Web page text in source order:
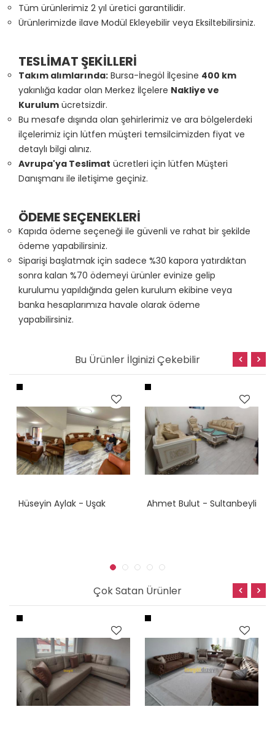
Tüm ürünlerimiz 2 yıl üretici garantilidir.
Ürünlerimizde ilave Modül Ekleyebilir veya Eksiltebilirsiniz.
TESLİMAT ŞEKİLLERİ
Takım alımlarında: Bursa-İnegöl İlçesine 400 km
yakınlığa kadar olan Merkez İlçelere Nakliye ve
Kurulum ücretsizdir.
Bu mesafe dışında olan şehirlerimiz ve ara bölgelerdeki
ilçelerimiz için lütfen müşteri temsilcimizden fiyat ve
detaylı bilgi alınız.
Avrupa'ya Teslimat ücretleri için lütfen Müşteri
Danışmanı ile iletişime geçiniz.
ÖDEME SEÇENEKLERİ
Kapıda ödeme seçeneği ile güvenli ve rahat bir şekilde
ödeme yapabilirsiniz.
Siparişi başlatmak için sadece %30 kapora yatırdıktan
sonra kalan %70 ödemeyi ürünler evinize gelip
kurulumu yapıldığında gelen kurulum ekibine veya
banka hesaplarımıza havale olarak ödeme
yapabilirsiniz.
Bu Ürünler İlginizi Çekebilir
Hüseyin Aylak - Uşak Ahmet Bulut - Sultanbeyli
Çok Satan Ürünler